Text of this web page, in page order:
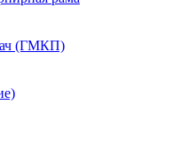
(ГМКП)